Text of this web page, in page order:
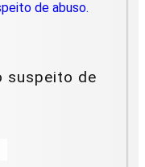
suspeito de